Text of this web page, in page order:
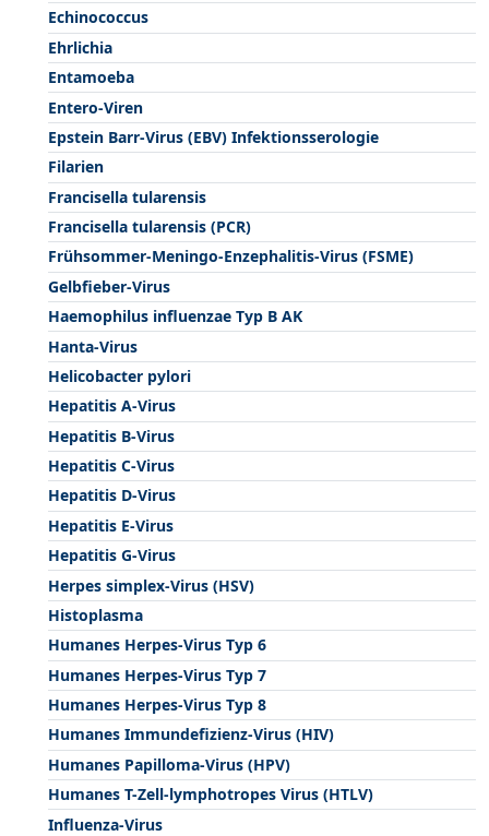
Echinococcus
Ehrlichia
Entamoeba
Entero-Viren
Epstein Barr-Virus (EBV) Infektionsserologie
Filarien
Francisella tularensis
Francisella tularensis (PCR)
Frühsommer-Meningo-Enzephalitis-Virus (FSME)
Gelbfieber-Virus
Haemophilus influenzae Typ B AK
Hanta-Virus
Helicobacter pylori
Hepatitis A-Virus
Hepatitis B-Virus
Hepatitis C-Virus
Hepatitis D-Virus
Hepatitis E-Virus
Hepatitis G-Virus
Herpes simplex-Virus (HSV)
Histoplasma
Humanes Herpes-Virus Typ 6
Humanes Herpes-Virus Typ 7
Humanes Herpes-Virus Typ 8
Humanes Immundefizienz-Virus (HIV)
Humanes Papilloma-Virus (HPV)
Humanes T-Zell-lymphotropes Virus (HTLV)
Influenza-Virus